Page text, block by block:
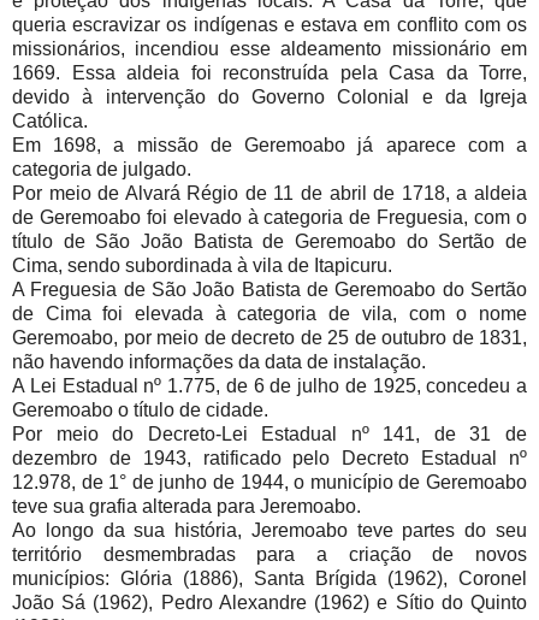
queria escravizar os indígenas e estava em conflito com os
missionários, incendiou esse aldeamento missionário em
1669. Essa aldeia foi reconstruída pela Casa da Torre,
devido à intervenção do Governo Colonial e da Igreja
Católica.
Em 1698, a missão de Geremoabo já aparece com a
categoria de julgado.
Por meio de Alvará Régio de 11 de abril de 1718, a aldeia
de Geremoabo foi elevado à categoria de Freguesia, com o
título de São João Batista de Geremoabo do Sertão de
Cima, sendo subordinada à vila de Itapicuru.
A Freguesia de São João Batista de Geremoabo do Sertão
de Cima foi elevada à categoria de vila, com o nome
Geremoabo, por meio de decreto de 25 de outubro de 1831,
não havendo informações da data de instalação.
A Lei Estadual nº 1.775, de 6 de julho de 1925, concedeu a
Geremoabo o título de cidade.
Por meio do Decreto-Lei Estadual nº 141, de 31 de
dezembro de 1943, ratificado pelo Decreto Estadual nº
12.978, de 1° de junho de 1944, o município de Geremoabo
teve sua grafia alterada para Jeremoabo.
Ao longo da sua história, Jeremoabo teve partes do seu
território desmembradas para a criação de novos
municípios: Glória (1886), Santa Brígida (1962), Coronel
João Sá (1962), Pedro Alexandre (1962) e Sítio do Quinto